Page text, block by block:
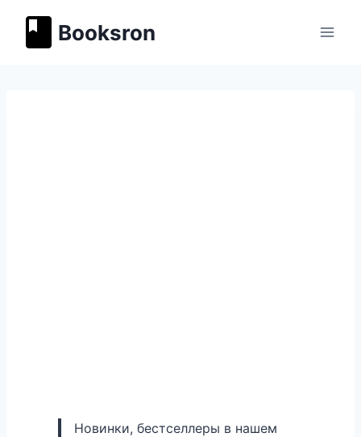
содержимому
Booksron
Новинки, бестселлеры в нашем